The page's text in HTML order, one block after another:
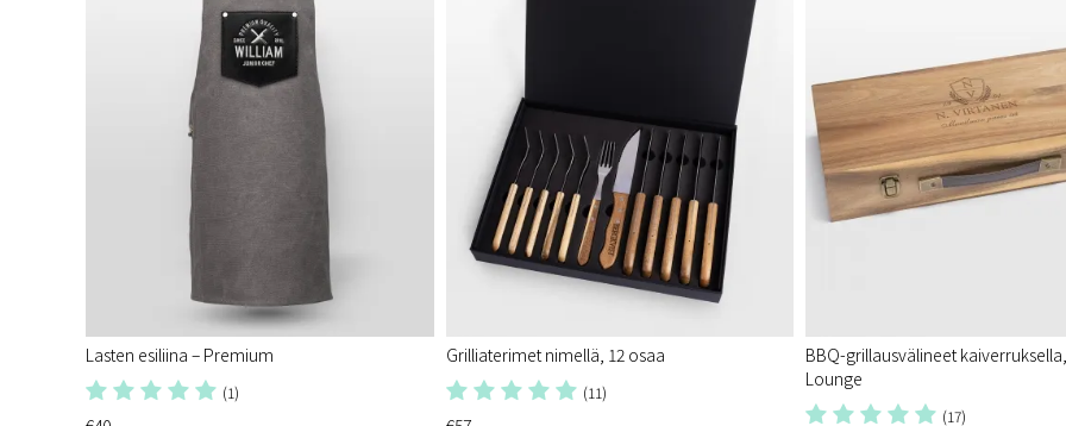
Lasten esiliina – Premium
(1)
Grilliaterimet nimellä, 12 osaa
(11)
BBQ-grillausvälineet
Lounge
(17)